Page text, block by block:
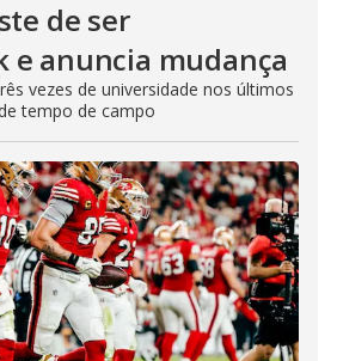
de ser
e anuncia mudança
vezes de universidade nos últimos
tempo de campo